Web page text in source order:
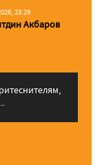
23:29
Акбаров